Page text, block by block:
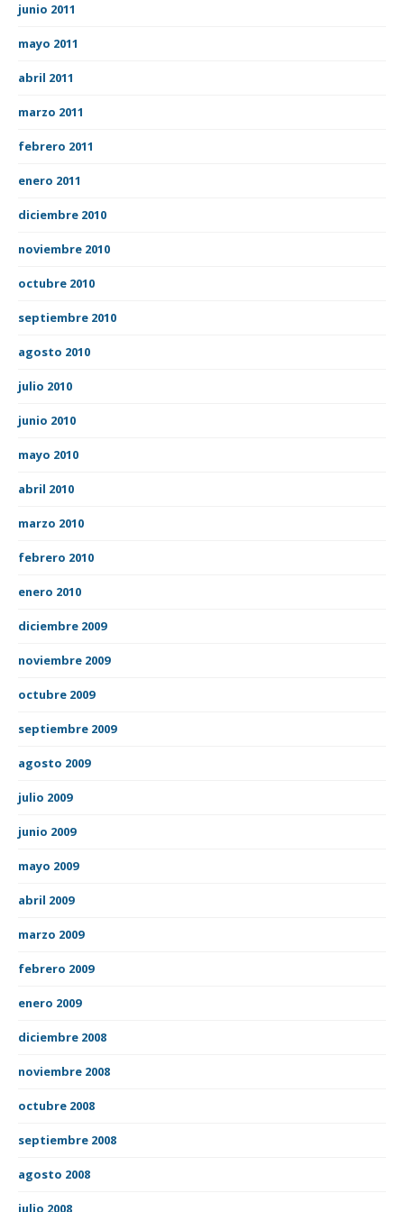
junio 2011
mayo 2011
abril 2011
marzo 2011
febrero 2011
enero 2011
diciembre 2010
noviembre 2010
octubre 2010
septiembre 2010
agosto 2010
julio 2010
junio 2010
mayo 2010
abril 2010
marzo 2010
febrero 2010
enero 2010
diciembre 2009
noviembre 2009
octubre 2009
septiembre 2009
agosto 2009
julio 2009
junio 2009
mayo 2009
abril 2009
marzo 2009
febrero 2009
enero 2009
diciembre 2008
noviembre 2008
octubre 2008
septiembre 2008
agosto 2008
julio 2008